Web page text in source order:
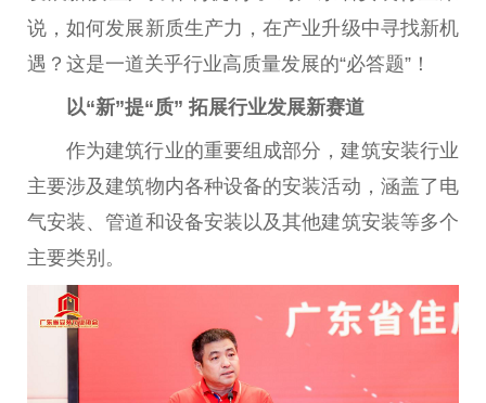
说，如何发展新质生产力，在产业升级中寻找新机
遇？这是一道关乎行业高质量发展的“必答题”！
以“新”提“质” 拓展行业发展新赛道
作为建筑行业的重要组成部分，建筑安装行业
主要涉及建筑物内各种设备的安装活动，涵盖了电
气安装、管道和设备安装以及其他建筑安装等多个
主要类别。